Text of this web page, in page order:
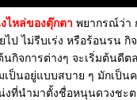
ไหล่ของตุ๊กตา พยากรณ์ว่า
ป ไม่รีบเร่ง หรือร้อนรน กิ
นกิจการต่างๆ จะเริ่มต้นดีต
ป็นอยู่แบบสบาย ๆ มักเป็น
งที่นำมาตั้งชื่อหนุนดวงชะ